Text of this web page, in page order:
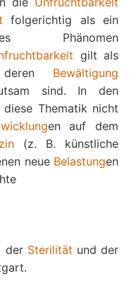
folgerichtig als ein
Phänomen
gilt als
Bewältigung
sind. In den
Thematik nicht
en auf dem
(z. B. künstliche
neue Belastungen
der Sterilität und der